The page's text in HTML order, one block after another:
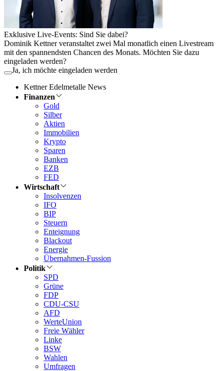
Exklusive Live-Events: Sind Sie dabei?
Dominik Kettner veranstaltet zwei Mal monatlich einen Livestream
mit den spannendsten Chancen des Monats. Möchten Sie dazu
eingeladen werden?
Ja, ich möchte eingeladen werden
Kettner Edelmetalle News
Finanzen
Gold
Silber
Aktien
Immobilien
Krypto
Sparen
Banken
EZB
FED
Wirtschaft
Insolvenzen
IFO
BIP
Steuern
Enteignung
Blackout
Energie
Übernahmen-Fussion
Politik
SPD
Grüne
FDP
CDU-CSU
AFD
WerteUnion
Freie Wähler
Linke
BSW
Wahlen
Umfragen